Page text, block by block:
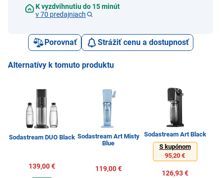
K vyzdvihnutiu do 15 minút
v 70 predajniach
Porovnať Strážiť cenu a dostupnosť
Alternatívy k tomuto produktu
Sodastream DUO Black
139,00 €
Sodastream Art Misty
Blue
119,00 €
Sodastream Art Black
S kupónom
95,20 €
126,93 €